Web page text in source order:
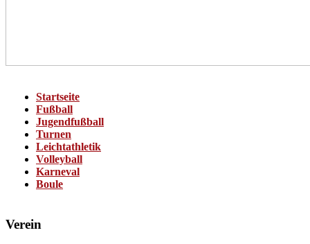
Startseite
Fußball
Jugendfußball
Turnen
Leichtathletik
Volleyball
Karneval
Boule
Verein